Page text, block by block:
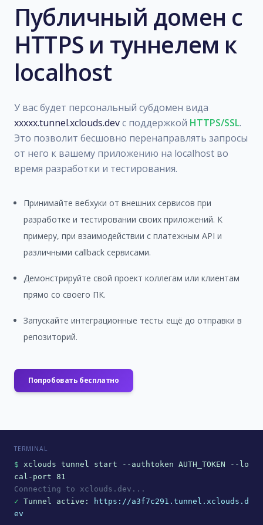
Публичный домен с
HTTPS и туннелем к
localhost
У вас будет персональный субдомен вида
xxxxx.tunnel.xclouds.devс поддержкой HTTPS/SSL.
Это позволит бесшовно перенаправлять запросы
от него к вашему приложению на localhost во
время разработки и тестирования.
Принимайте вебхуки от внешних сервисов при
разработке и тестировании своих приложений. К
примеру, при взаимодействии с платежным API и
различными callback сервисами.
Демонстрируйте свой проект коллегам или клиентам
прямо со своего ПК.
Запускайте интеграционные тесты ещё до отправки в
репозиторий.
Попробовать бесплатно
TERMINAL
$ xclouds tunnel start --authtoken AUTH_TOKEN --lo
Connecting to xclouds.dev...
✓ Tunnel active:
https://a3f7c291.tunnel.xclouds.d
ev